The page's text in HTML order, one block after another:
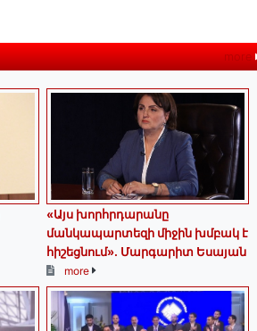
more
«Այս խորհրդարանը
մանկապարտեզի միջին խմբակ է
հիշեցնում»․ Մարգարիտ Եսայան
more